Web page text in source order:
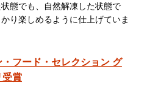
態でも、自然解凍した状態で
り楽しめるように仕上げていま
・フード・セレクション グ
受賞